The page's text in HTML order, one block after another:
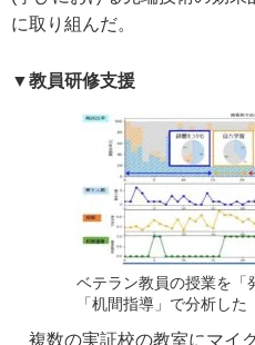
に取り組んだ。
▼教員研修支援
ベテラン教員の授業を「
「机間指導」で分析した
複数の実証校の教室にマイ